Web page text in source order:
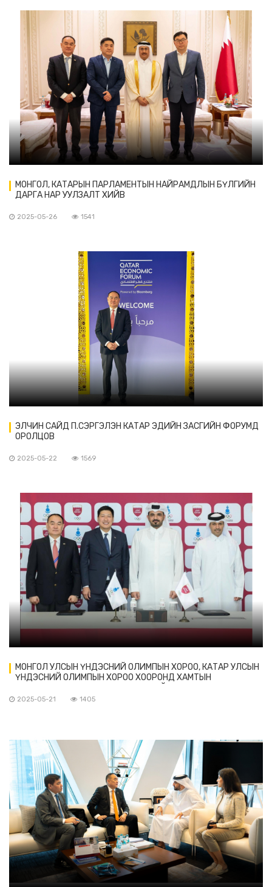
МОНГОЛ, КАТАРЫН ПАРЛАМЕНТЫН НАЙРАМДЛЫН БҮЛГИЙН
ДАРГА НАР УУЛЗАЛТ ХИЙВ
2025-05-26 1541
ЭЛЧИН САЙД П.СЭРГЭЛЭН КАТАР ЭДИЙН ЗАСГИЙН ФОРУМД
ОРОЛЦОВ
2025-05-22 1569
МОНГОЛ УЛСЫН ҮНДЭСНИЙ ОЛИМПЫН ХОРОО, КАТАР УЛСЫН
ҮНДЭСНИЙ ОЛИМПЫН ХОРОО ХООРОНД ХАМТЫН
2025-05-21 1405